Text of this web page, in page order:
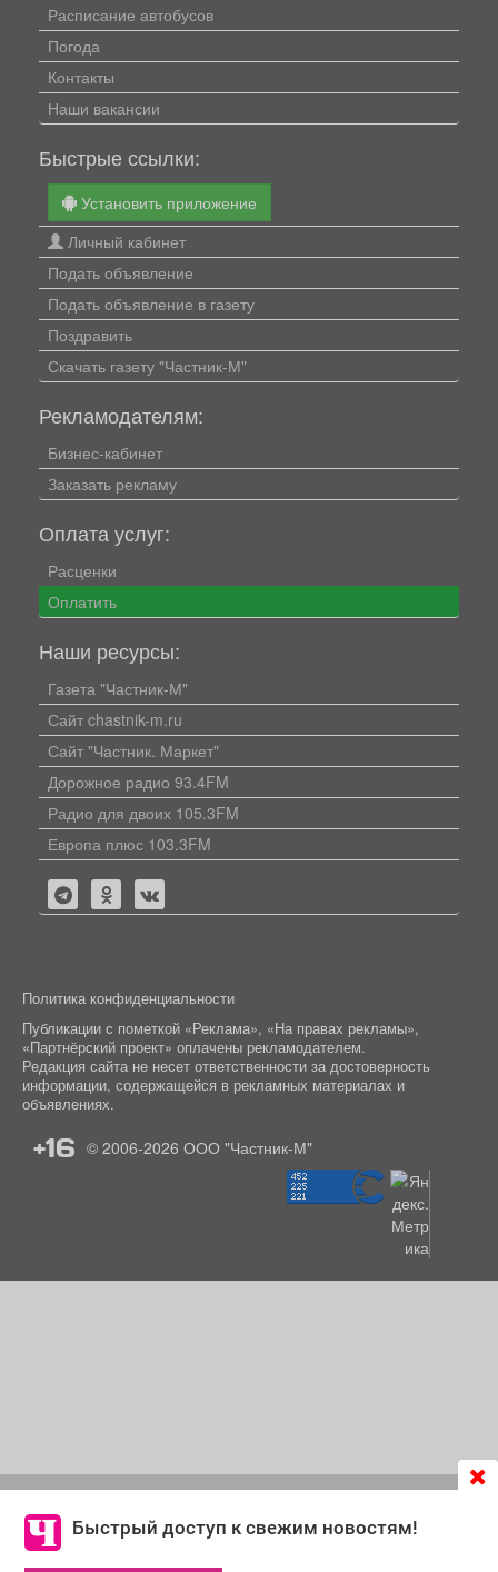
Быстрый доступ к свежим новостям!
согласие на обработку файлов cookie, которые
обеспечивают корректную работу сайта и сбора
Расписание автобусов
Погода
Контакты
Наши вакансии
Быстрые ссылки:
Установить приложение
Личный кабинет
Подать объявление
Подать объявление в газету
Поздравить
Скачать газету "Частник-М"
Рекламодателям:
Бизнес-кабинет
Заказать рекламу
Оплата услуг:
Расценки
Оплатить
Наши ресурсы:
Газета "Частник-М"
Сайт chastnik-m.ru
Сайт "Частник. Маркет"
Дорожное радио 93.4FM
Радио для двоих 105.3FM
Европа плюс 103.3FM
Политика конфиденциальности
Публикации с пометкой «Реклама», «На правах рекламы»,
«Партнёрский проект» оплачены рекламодателем.
Редакция сайта не несет ответственности за достоверность
информации, содержащейся в рекламных материалах и
объявлениях.
+16 © 2006-2026 ООО "Частник-М"